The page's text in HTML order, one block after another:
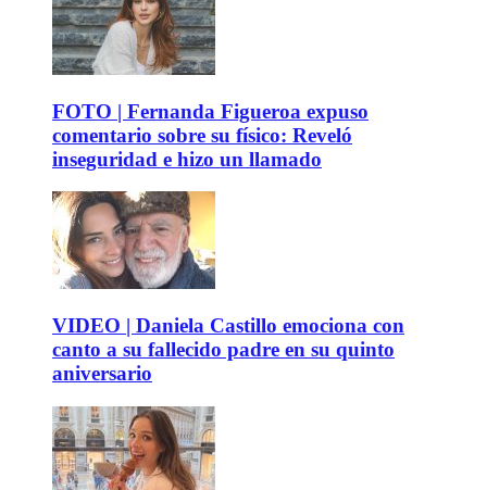
FOTO | Fernanda Figueroa expuso
comentario sobre su físico: Reveló
inseguridad e hizo un llamado
VIDEO | Daniela Castillo emociona con
canto a su fallecido padre en su quinto
aniversario